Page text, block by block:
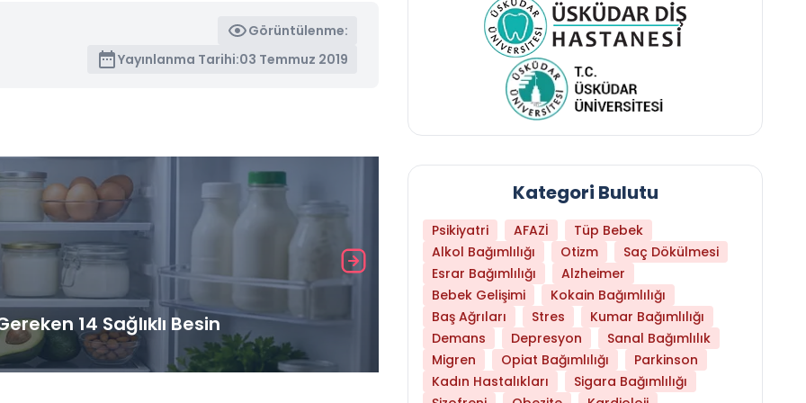
Görüntülenme:
Yayınlanma Tarihi:03 Temmuz 2019
14 Sağlıklı Besin Hangi Yaşta Hangi Testi Yaptırmanız
Kategori Bulutu
Psikiyatri AFAZİ
Tüp Bebek
Alkol Bağımlılığı
Otizm
Saç Dökülmesi
Esrar Bağımlılığı
Alzheimer
Bebek Gelişimi
Kokain Bağımlılığı
Baş Ağrıları
Stres
Kumar Bağımlılığı
Demans
Depresyon
Sanal Bağımlılık
Migren
Opiat Bağımlılığı
Parkinson
Kadın Hastalıkları
Sigara Bağımlılığı